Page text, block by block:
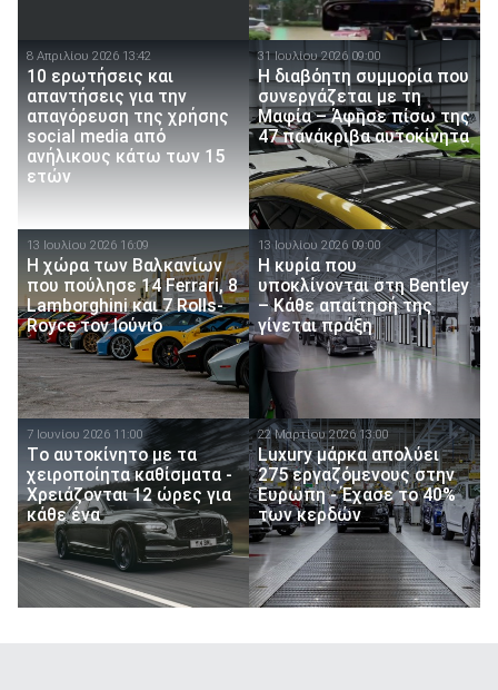
8 Απριλίου 2026 13:42
10 ερωτήσεις και
απαντήσεις για την
απαγόρευση της χρήσης
social media από
ανήλικους κάτω των 15
ετών
31 Ιουλίου 2026 09:00
Η διαβόητη συμμορία που
συνεργάζεται με τη
Μαφία – Άφησε πίσω της
47 πανάκριβα αυτοκίνητα
13 Ιουλίου 2026 16:09
Η χώρα των Βαλκανίων
που πούλησε 14 Ferrari, 8
Lamborghini και 7 Rolls-
Royce τον Ιούνιο
13 Ιουλίου 2026 09:00
Η κυρία που
υποκλίνονται στη Bentley
– Κάθε απαίτησή της
γίνεται πράξη
7 Ιουνίου 2026 11:00
Tο αυτοκίνητο με τα
χειροποίητα καθίσματα -
Χρειάζονται 12 ώρες για
κάθε ένα
22 Μαρτίου 2026 13:00
Luxury μάρκα απολύει
275 εργαζόμενους στην
Ευρώπη - Έχασε το 40%
των κερδών